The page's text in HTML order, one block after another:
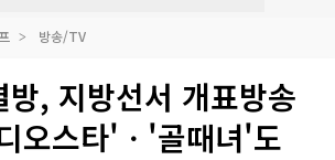
방송/TV
, 지방선서 개표방송
오스타'ㆍ'골때녀'도